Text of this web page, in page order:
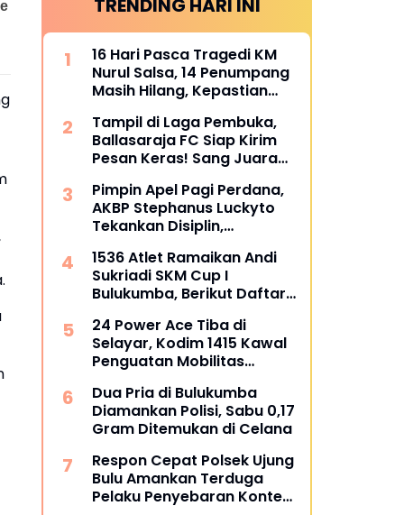
TRENDING HARI INI
16 Hari Pasca Tragedi KM
Nurul Salsa, 14 Penumpang
Masih Hilang, Kepastian
dipertanyakan
Tampil di Laga Pembuka,
Ballasaraja FC Siap Kirim
Pesan Keras! Sang Juara
Sempurna di Piala
Kemerdekaan Bulukumpa
2026
Pimpin Apel Pagi Perdana,
AKBP Stephanus Luckyto
Tekankan Disiplin,
terhadap Organisasi
1536 Atlet Ramaikan Andi
Sukriadi SKM Cup I
Bulukumba, Berikut Daftar
24 Power Ace Tiba di
Selayar, Kodim 1415 Kawal
Penguatan Mobilitas
Dua Pria di Bulukumba
Diamankan Polisi, Sabu 0,17
Gram Ditemukan di Celana
Respon Cepat Polsek Ujung
Bulu Amankan Terduga
Pelaku Penyebaran Konten